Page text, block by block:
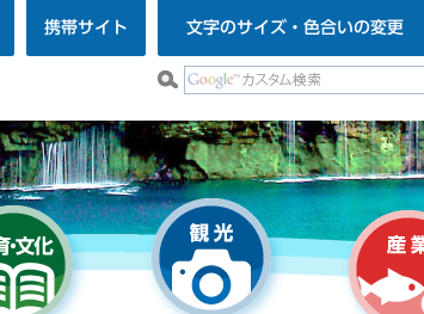
携帯サイト 文字のサイズ・色合いの変更